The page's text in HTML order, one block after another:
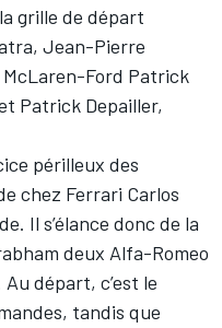
grille de départ
Jean-Pierre
Ford Patrick
Patrick Depailler,
périlleux des
chez Ferrari Carlos
Il s’élance donc de la
deux Alfa-Romeo
départ, c’est le
tandis que